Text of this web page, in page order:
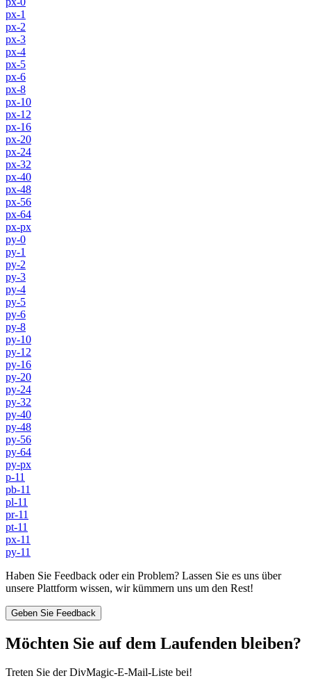
px-1
px-2
px-3
px-4
px-5
px-6
px-8
px-10
px-12
px-16
px-20
px-24
px-32
px-40
px-48
px-56
px-64
px-px
py-0
py-1
py-2
py-3
py-4
py-5
py-6
py-8
py-10
py-12
py-16
py-20
py-24
py-32
py-40
py-48
py-56
py-64
py-px
p-11
pb-11
pl-11
pr-11
pt-11
px-11
py-11
Haben Sie Feedback oder ein Problem? Lassen Sie es uns über
unsere Plattform wissen, wir kümmern uns um den Rest!
Geben Sie Feedback
Möchten Sie auf dem Laufenden bleiben?
Treten Sie der DivMagic-E-Mail-Liste bei!